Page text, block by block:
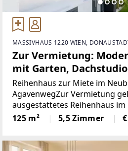
MASSIVHAUS 1220 WIEN,
Zur Vermietung:
mit Garten,
Keller in ruhiger Lage in
Reihenhaus zur Miete im
AgavenwegZur Vermietung
ausgestattetes Reihenhaus
Agavenweg im 22. Wiener
Projekt umfasst insgesamt 15
125 m² 5,5 Zimmer